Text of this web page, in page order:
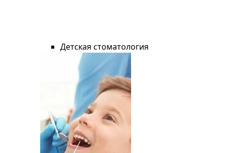
Детская стоматология